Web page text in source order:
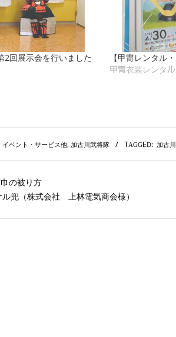
2回展示会を行いました 【甲冑レンタル
甲冑衣装レンタル
イベント・サービス他, 加古川武将隊 TAGGED: 加古川
の被り方
ル兜（株式会社 上林電気商会様）